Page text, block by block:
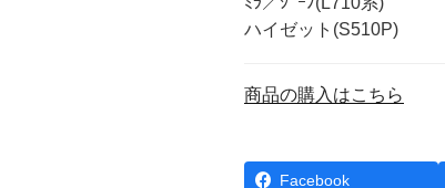
ハイゼット(S510P)
商品の購入はこちら
Facebook